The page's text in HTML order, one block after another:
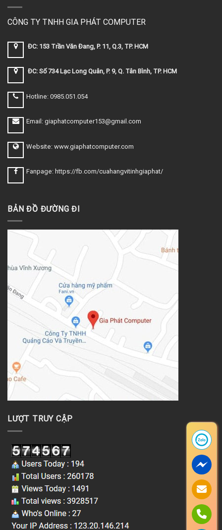
CÔNG TY TNHH GIA PHÁT COMPUTER
ĐC: 153 Trần Văn Đang, P. 11, Q.3, TP. HCM
ĐC: Số 734 Lạc Long Quân, P. 9, Q. Tân Bình, TP. HCM
Hotline: 0985.051.054
Email: giaphatcomputer153@gmail.com
Website: www.giaphatcomputer.com
Fanpage: https://fb.com/cuahangvitinhgiaphat/
BẢN ĐỒ ĐƯỜNG ĐI
LƯỢT TRUY CẬP